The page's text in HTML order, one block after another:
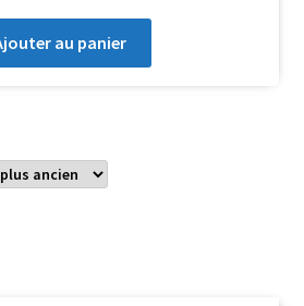
au panier